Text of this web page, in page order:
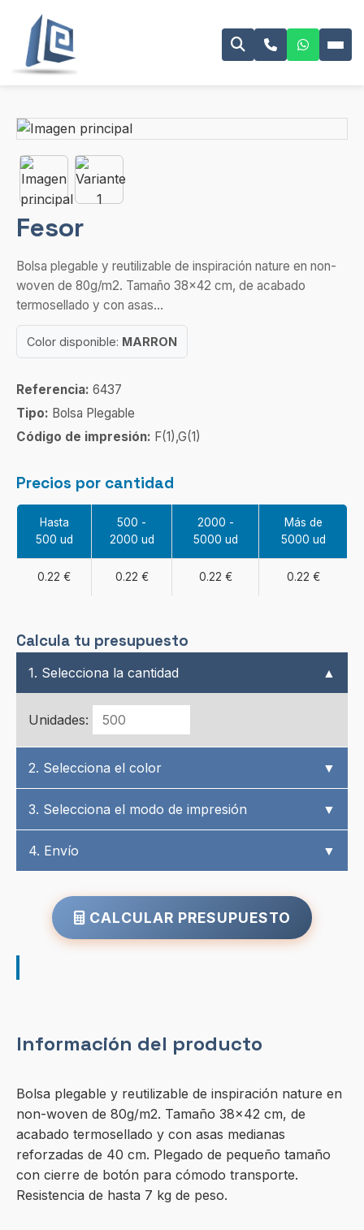
Fesor
Bolsa plegable y reutilizable de inspiración nature en non-
woven de 80g/m2. Tamaño 38×42 cm, de acabado
termosellado y con asas...
Color disponible: MARRON
Referencia: 6437
Tipo: Bolsa Plegable
Código de impresión: F(1),G(1)
Precios por cantidad
Hasta
500 ud
500 -
2000 ud
2000 -
5000 ud
Más de
5000 ud
0.22 € 0.22 € 0.22 € 0.22 €
Calcula tu presupuesto
1. Selecciona la cantidad ▲
Unidades:
2. Selecciona el color ▼
3. Selecciona el modo de impresión ▼
4. Envío ▼
CALCULAR PRESUPUESTO
Información del producto
Bolsa plegable y reutilizable de inspiración nature en
non-woven de 80g/m2. Tamaño 38×42 cm, de
acabado termosellado y con asas medianas
reforzadas de 40 cm. Plegado de pequeño tamaño
con cierre de botón para cómodo transporte.
Resistencia de hasta 7 kg de peso.